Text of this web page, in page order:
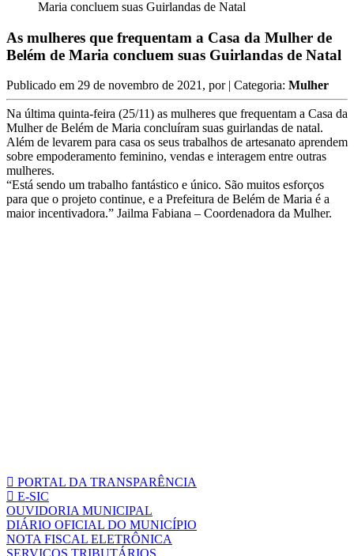
Maria concluem suas Guirlandas de Natal
As mulheres que frequentam a Casa da Mulher de
Belém de Maria concluem suas Guirlandas de Natal
Publicado em 29 de novembro de 2021, por | Categoria: Mulher
Na última quinta-feira (25/11) as mulheres que frequentam a Casa da
Mulher de Belém de Maria concluíram suas guirlandas de natal.
Além de levarem para casa os seus trabalhos de artesanato aprendem
sobre empoderamento feminino, vendas e interagem entre outras
mulheres.
“Está sendo um trabalho fantástico e único. São muitos esforços
para que o projeto continue, e a Prefeitura de Belém de Maria é a
maior incentivadora.” Jailma Fabiana – Coordenadora da Mulher.
PORTAL DA TRANSPARÊNCIA
E-SIC
OUVIDORIA MUNICIPAL
DIÁRIO OFICIAL DO MUNICÍPIO
NOTA FISCAL ELETRÔNICA